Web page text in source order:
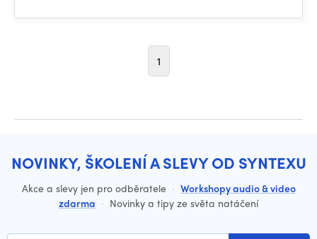
1
NOVINKY, ŠKOLENÍ A SLEVY OD SYNTEXU
Akce a slevy jen pro odběratele · Workshopy audio & video
zdarma · Novinky a tipy ze světa natáčení